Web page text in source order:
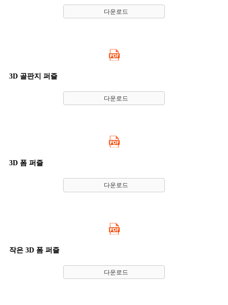
다운로드
3D 골판지 퍼즐
다운로드
3D 폼 퍼즐
다운로드
작은 3D 폼 퍼즐
다운로드